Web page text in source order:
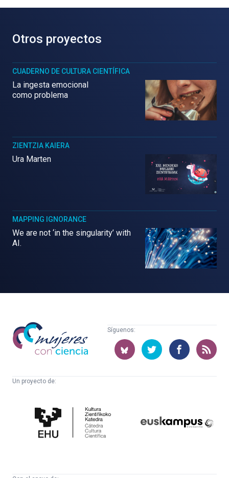
Otros proyectos
CUADERNO DE CULTURA CIENTÍFICA
La ingesta emocional
como problema
ZIENTZIA KAIERA
Ura Marten
MAPPING IGNORANCE
We are not ‘in the singularity’ with
AI.
Mujeres
con
ciencia
Síguenos:
Un proyecto de:
Cultura
Científica